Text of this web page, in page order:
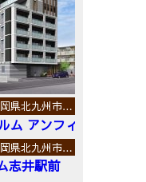
県北九州市…
ム アンフィニ
県北九州市…
志井駅前